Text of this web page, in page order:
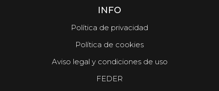
INFO
Política de privacidad
Política de cookies
Aviso legal y condiciones de uso
FEDER